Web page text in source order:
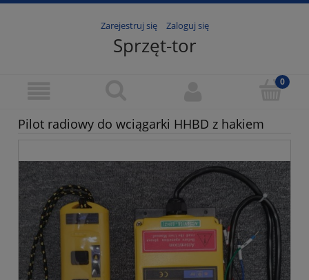
Zarejestruj się Zaloguj się
Sprzęt-tor
Pilot radiowy do wciągarki HHBD z hakiem